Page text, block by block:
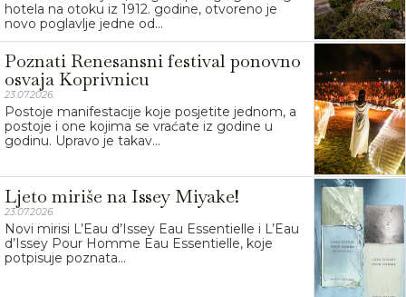
hotela na otoku iz 1912. godine, otvoreno je
novo poglavlje jedne od...
Poznati Renesansni festival ponovno
osvaja Koprivnicu
23.07.2026.
Postoje manifestacije koje posjetite jednom, a
postoje i one kojima se vraćate iz godine u
godinu. Upravo je takav...
Ljeto miriše na Issey Miyake!
23.07.2026.
Novi mirisi L’Eau d’Issey Eau Essentielle i L’Eau
d’Issey Pour Homme Eau Essentielle, koje
potpisuje poznata...